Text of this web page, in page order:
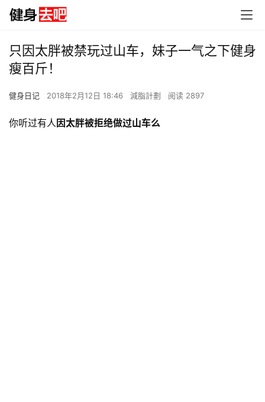
只因太胖被禁玩过山车，妹子一气之下健身
瘦百斤！
健身日记 2018年2月12日 18:46 減脂計劃 阅读 2897
你听过有人 因太胖被拒绝做过山车么